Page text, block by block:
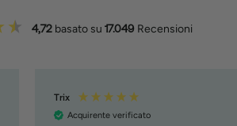
4,72 basato su 17.049 Recensioni
Trix
Acquirente verificato